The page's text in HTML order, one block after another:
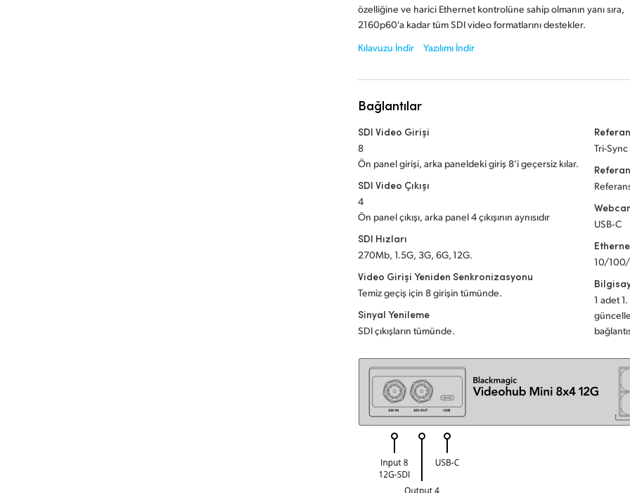
özelliğine ve harici Ethernet kontrolüne sahip olmanın yanı sıra,
2160p60'a kadar tüm SDI video formatlarını destekler.
Kılavuzu İndir
Yazılımı İndir
Bağlantılar
SDI Video Girişi
8
Ön panel girişi, arka paneldeki giriş 8’i geçersiz kılar.
SDI Video Çıkışı
4
Ön panel çıkışı, arka panel 4 çıkışının aynısıdır
SDI Hızları
270Mb, 1.5G, 3G, 6G, 12G.
Video Girişi Yeniden Senkronizasyonu
Temiz geçiş için 8 girişin tümünde.
Sinyal Yenileme
SDI çıkışların tümünde.
Tri-
USB‑C
10/100/
1 adet 1.